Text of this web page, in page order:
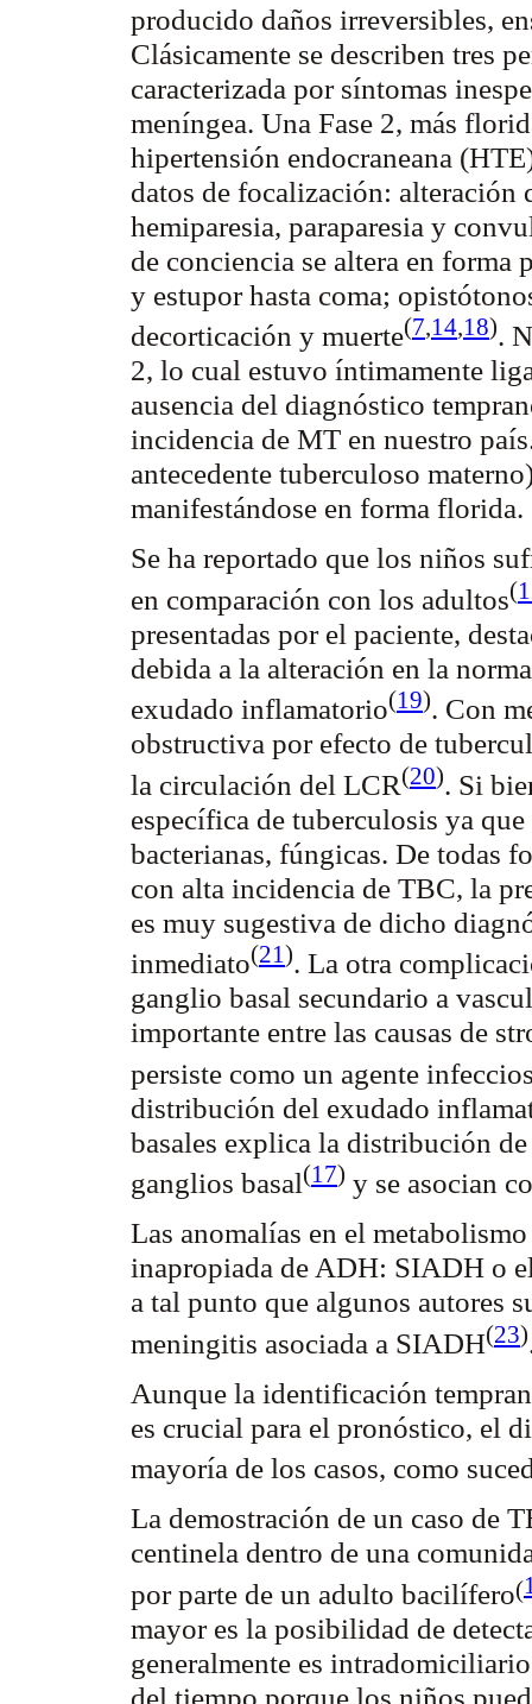
producido daños irreversibles,
Clásicamente se describen tres
caracterizada por síntomas
meníngea. Una Fase 2, más
hipertensión endocraneana
datos de focalización:
hemiparesia, paraparesia y
de conciencia se altera en
y estupor hasta coma;
decorticación y muerte(7,14,18).
2, lo cual estuvo íntimamente
ausencia del diagnóstico
incidencia de MT en nuestro
antecedente tuberculoso
manifestándose en forma florida.
Se ha reportado que los niños
en comparación con los adultos(
presentadas por el paciente,
debida a la alteración en la
exudado inflamatorio(19). Con
obstructiva por efecto de
la circulación del LCR(20). Si
específica de tuberculosis ya
bacterianas, fúngicas. De todas
con alta incidencia de TBC, la
es muy sugestiva de dicho
inmediato(21). La otra
ganglio basal secundario a
importante entre las causas de
persiste como un agente
distribución del exudado
basales explica la distribución
ganglios basal(17) y se asocian
Las anomalías en el
inapropiada de ADH: SIADH o
a tal punto que algunos autores
meningitis asociada a SIADH(23)
Aunque la identificación
es crucial para el pronóstico, el
mayoría de los casos, como
La demostración de un caso de
centinela dentro de una
por parte de un adulto bacilífero(
mayor es la posibilidad de
generalmente es intradomiciliario
del tiempo porque los niños